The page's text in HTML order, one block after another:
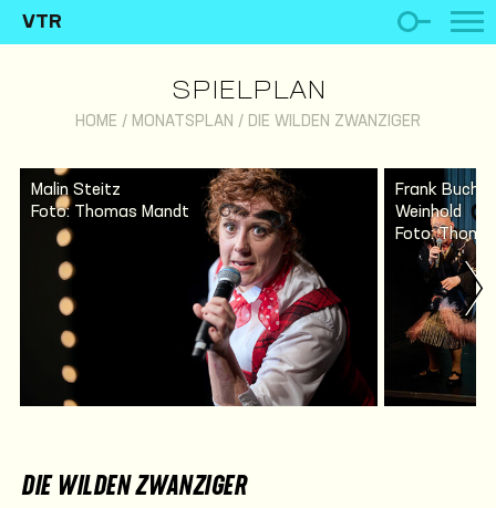
VTR
SPIELPLAN
HOME / MONATSPLAN / DIE WILDEN ZWANZIGER
Malin Steitz
Foto: Thomas Mandt
Frank
Weinhold
Foto:
DIE WILDEN ZWANZIGER